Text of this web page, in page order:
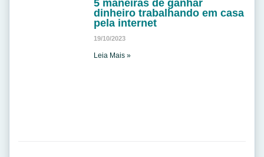
5 maneiras de ganhar
dinheiro trabalhando em casa
pela internet
19/10/2023
Leia Mais »